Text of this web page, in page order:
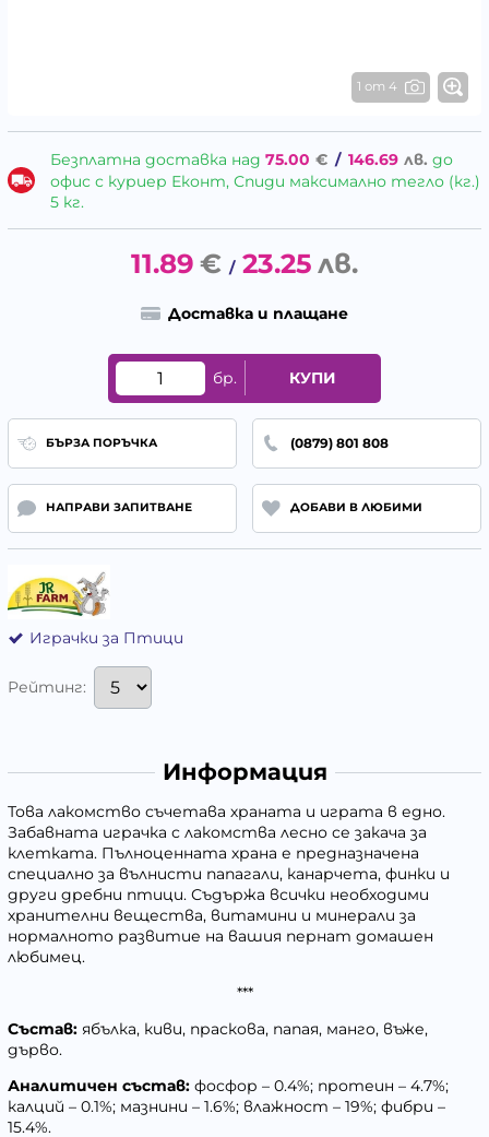
1 от 4
Безплатна доставка над 75.00 € / 146.69 лв. до
офис с куриер Еконт, Спиди максимално тегло (кг.)
5 кг.
11.89 € / 23.25 лв.
Доставка и плащане
бр. КУПИ
БЪРЗА ПОРЪЧКА (0879) 801 808
НАПРАВИ ЗАПИТВАНЕ ДОБАВИ В ЛЮБИМИ
Играчки за Птици
Рейтинг:
Информация
Това лакомство съчетава храната и играта в едно.
Забавната играчка с лакомства лесно се закача за
клетката. Пълноценната храна е предназначена
специално за вълнисти папагали, канарчета, финки и
други дребни птици. Съдържа всички необходими
хранителни вещества, витамини и минерали за
нормалното развитие на вашия пернат домашен
любимец.
***
Състав: ябълка, киви, праскова, папая, манго, въже,
дърво.
Аналитичен състав: фосфор – 0.4%; протеин – 4.7%;
калций – 0.1%; мазнини – 1.6%; влажност – 19%; фибри –
15.4%.